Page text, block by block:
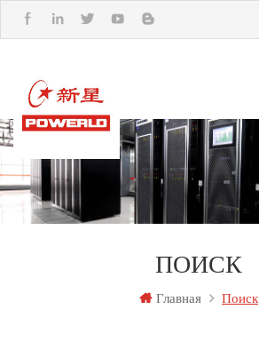
ПОИСК
Главная Поиск